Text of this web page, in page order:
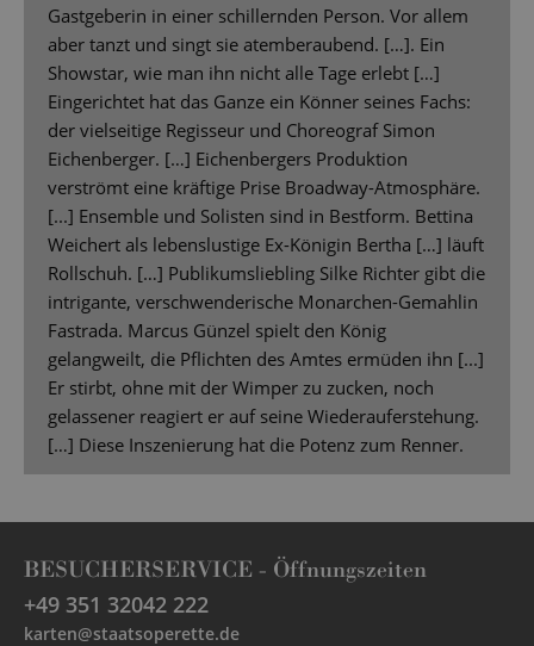
Gastgeberin in einer schillernden Person. Vor allem
aber tanzt und singt sie atemberaubend. […]. Ein
Showstar, wie man ihn nicht alle Tage erlebt […]
Eingerichtet hat das Ganze ein Könner seines Fachs:
der vielseitige Regisseur und Choreograf Simon
Eichenberger. […] Eichenbergers Produktion
verströmt eine kräftige Prise Broadway-Atmosphäre.
[...] Ensemble und Solisten sind in Bestform. Bettina
Weichert als lebenslustige Ex-Königin Bertha […] läuft
Rollschuh. […] Publikumsliebling Silke Richter gibt die
intrigante, verschwenderische Monarchen-Gemahlin
Fastrada. Marcus Günzel spielt den König
gelangweilt, die Pflichten des Amtes ermüden ihn [...]
Er stirbt, ohne mit der Wimper zu zucken, noch
gelassener reagiert er auf seine Wiederauferstehung.
[…] Diese Inszenierung hat die Potenz zum Renner.
BESUCHERSERVICE - Öffnungszeiten
+49 351 32042 222
karten@staatsoperette.de